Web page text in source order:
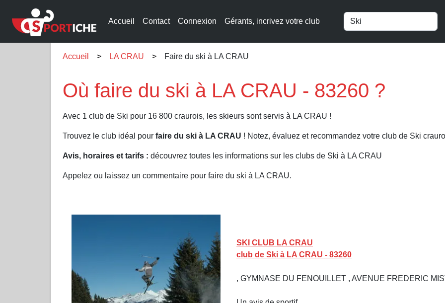
Accueil Contact Connexion Gérants, incrivez votre club
Accueil LA CRAU Faire du ski à LA CRAU
Où faire du ski à LA CRAU - 83260 ?
Avec 1 club de Ski pour 16 800 craurois, les skieurs sont servis à LA CRAU !
Trouvez le club idéal pour faire du ski à LA CRAU ! Notez, évaluez et recommandez votre club de Ski
Avis, horaires et tarifs : découvrez toutes les informations sur les clubs de Ski à LA CRAU
Appelez ou laissez un commentaire pour faire du ski à LA CRAU.
SKI CLUB LA CRAU
club de Ski à LA CRAU - 83260
, GYMNASE DU FENOUILLET , AVENUE FREDERIC